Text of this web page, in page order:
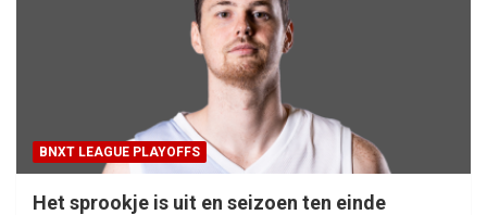
BNXT LEAGUE PLAYOFFS
Het sprookje is uit en seizoen ten einde